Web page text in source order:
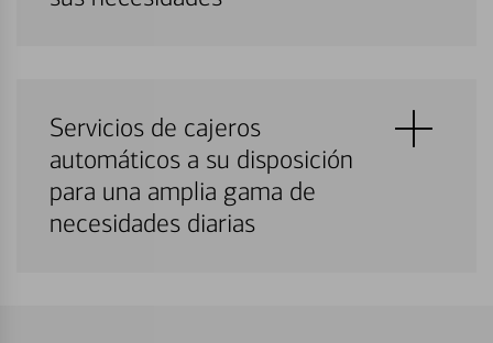
Servicios de cajeros
automáticos a su disposición
para una amplia gama de
necesidades diarias